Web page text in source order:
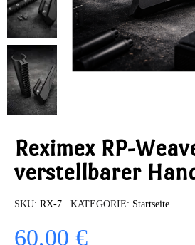
Reximex RP-
verstellbarer
SKU RX-7 KATEGORIE Startseite
60,00 €